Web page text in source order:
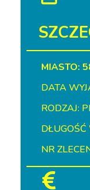
MIASTO:
DATA
RODZAJ:
NR